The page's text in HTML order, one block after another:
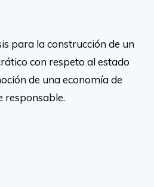
para la construcción de un
con respeto al estado
de una economía de
responsable.